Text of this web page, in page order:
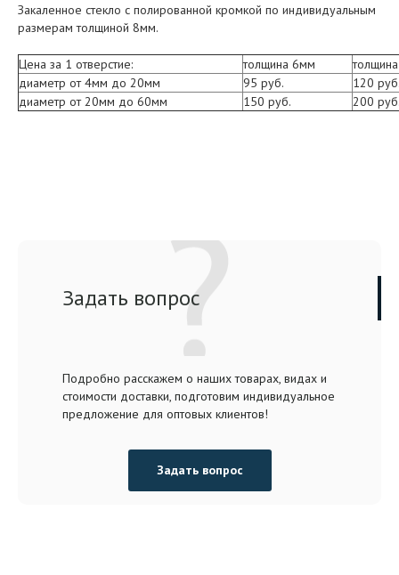
Закаленное стекло с полированной кромкой по индивидуальным
размерам толщиной 8мм.
Цена за 1 отверстие: толщина 6мм
диаметр от 4мм до 20мм
95 руб.
120
диаметр от 20мм до 60мм
150 руб. 200
Задать вопрос
Подробно расскажем о наших товарах, видах и
стоимости доставки, подготовим индивидуальное
предложение для оптовых клиентов!
Задать вопрос